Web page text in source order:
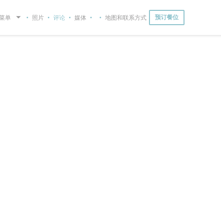
单 照片 评论 媒体
((在新窗口中打开))
地图和联系方式 预订餐位